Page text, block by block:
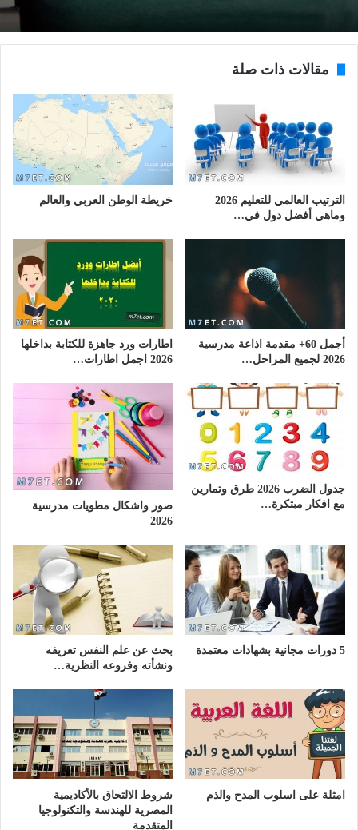
مقالات ذات صلة
الترتيب العالمي للتعليم 2026
وماهي أفضل دول في…
خريطة الوطن العربي والعالم
أجمل 60+ مقدمة اذاعة مدرسية
2026 لجميع المراحل…
اطارات ورد جاهزة للكتابة بداخلها
2026 اجمل اطارات…
جدول الضرب 2026 طرق وتمارين
مع افكار مبتكرة…
صور واشكال مطويات مدرسية
2026
5 دورات مجانية بشهادات معتمدة
بحث عن علم النفس تعريفه
ونشأته وفروعه النظرية…
امثلة على اسلوب المدح والذم
شروط الالتحاق بالأكاديمية
المصرية للهندسة والتكنولوجيا
المتقدمة